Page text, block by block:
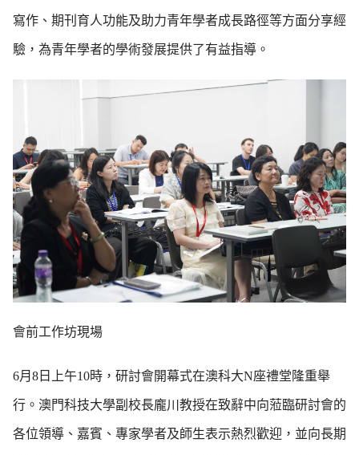
寫作、期刊育人功能及助力青年學者成長路徑等方面分享經
驗，為青年學者的學術發展提供了有益指導。
會前工作坊現場
6月8日上午10時，研討會開幕式在澳科大N座禮堂隆重舉
行。澳門科技大學副校長龐川教授在致辭中向蒞臨研討會的
各位領導、嘉賓、專家學者及師生表示熱烈歡迎，並向長期